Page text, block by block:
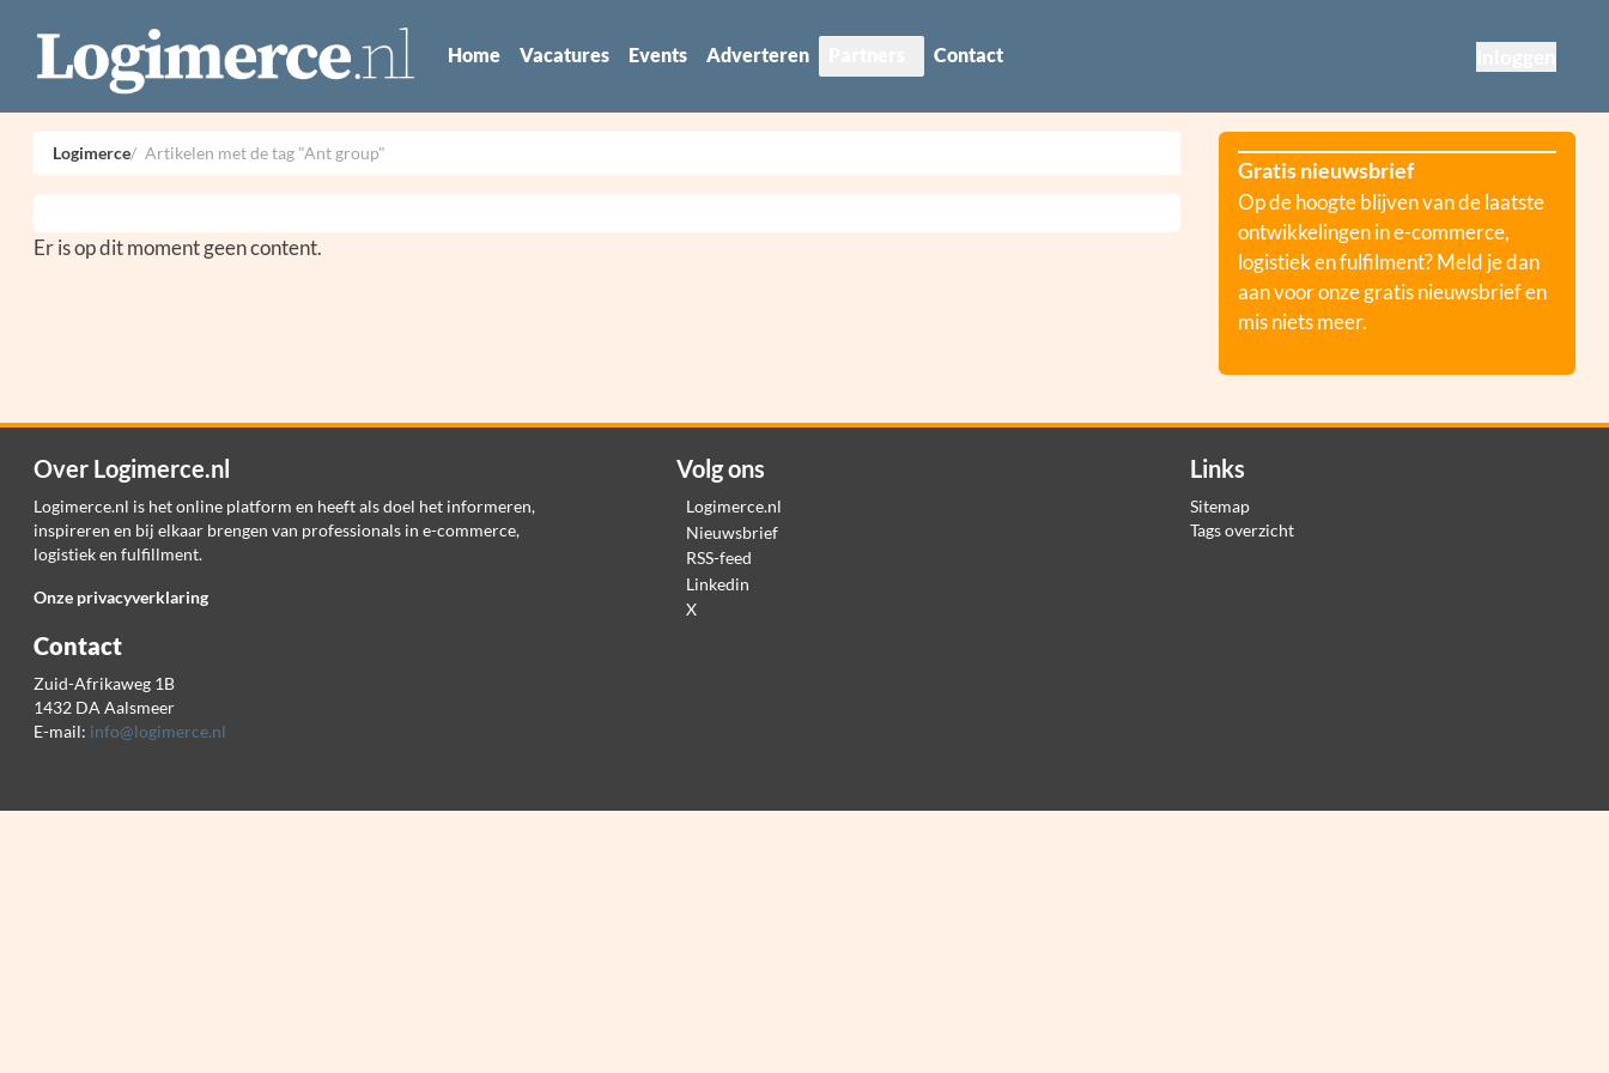
Home Vacatures Events Adverteren Contact
Logimerce Artikelen met de tag "Ant group"
Er is op dit moment geen content.
Gratis nieuwsbrief
Op de hoogte blijven van de laatste
ontwikkelingen in e-commerce,
logistiek en fulfilment? Meld je dan
aan voor onze gratis nieuwsbrief en
mis niets meer.
Over Logimerce.nl
Logimerce.nl is het online platform en heeft als doel het informeren,
inspireren en bij elkaar brengen van professionals in e-commerce,
logistiek en fulfillment.
Onze privacyverklaring
Contact
Zuid-Afrikaweg 1B
1432 DA Aalsmeer
E-mail: info@logimerce.nl
Volg ons
Logimerce.nl
Nieuwsbrief
RSS-feed
Linkedin
X
Links
Sitemap
Tags overzicht